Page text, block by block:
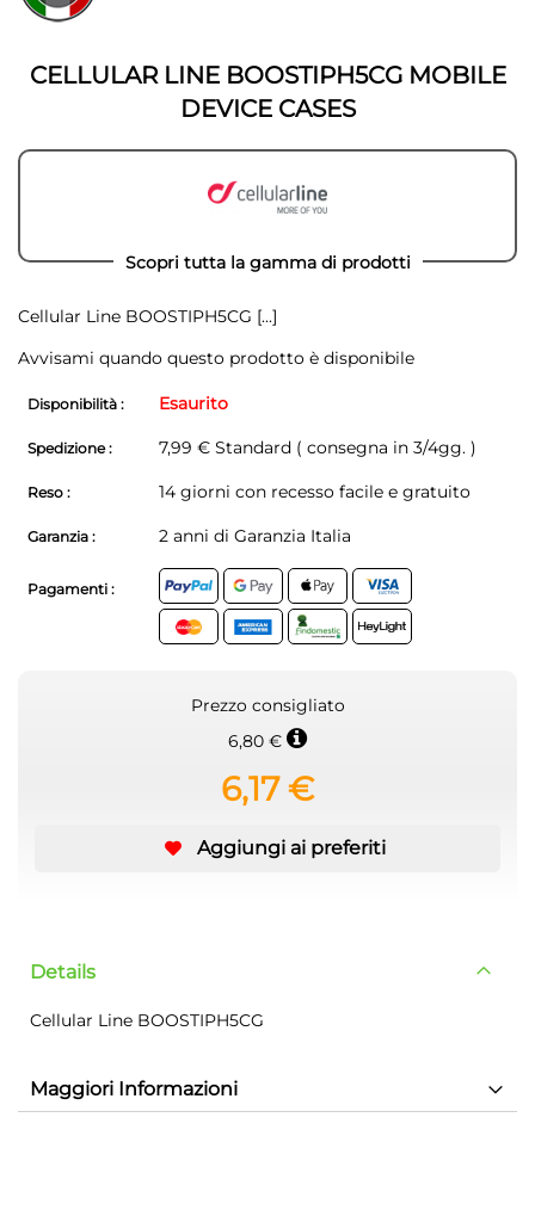
della
di
galleria
immagini
CELLULAR LINE BOOSTIPH5CG MOBILE
DEVICE CASES
Scopri tutta la gamma di prodotti
Cellular Line BOOSTIPH5CG [...]
Avvisami quando questo prodotto è disponibile
Disponibilità : Esaurito
Spedizione : 7,99 € Standard ( consegna in 3/4gg. )
Reso : 14 giorni con recesso facile e gratuito
Garanzia : 2 anni di Garanzia Italia
Pagamenti :
Prezzo consigliato
6,80 €
6,17 €
Aggiungi ai preferiti
Details
Cellular Line BOOSTIPH5CG
Maggiori Informazioni